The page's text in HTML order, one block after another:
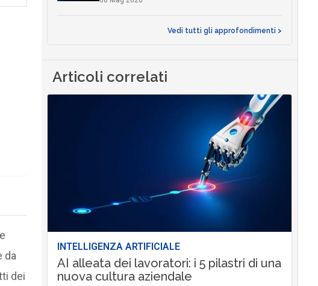
da
dei
Vedi tutti gli approfondimenti >
Articoli correlati
INTELLIGENZA ARTIFICIALE
AI alleata dei lavoratori: i 5 pilastri di una
nuova cultura aziendale